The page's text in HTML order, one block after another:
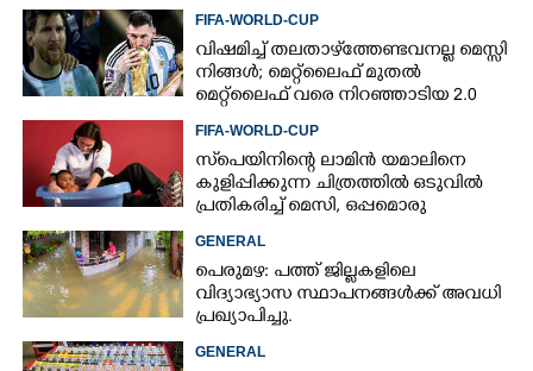
FIFA-WORLD-CUP
വിഷമിച്ച് തലതാഴ്‌ത്തേണ്ടവനല്ല മെസ്സി
നിങ്ങള്‍; മെറ്റ്‌ലൈഫ് മുതല്‍
മെറ്റ്‌ലൈഫ് വരെ നിറഞ്ഞാടിയ 2.0
FIFA-WORLD-CUP
സ്‌പെയിനിന്റെ ലാമിൻ യമാലിനെ
കുളിപ്പിക്കുന്ന ചിത്രത്തിൽ ഒടുവിൽ
പ്രതികരിച്ച് മെസി, ഒപ്പമൊരു
മുന്നറിയിപ്പും
GENERAL
പെരുമഴ: പത്ത് ജില്ലകളിലെ
വിദ്യാഭ്യാസ സ്ഥാപനങ്ങൾക്ക് അവധി
പ്രഖ്യാപിച്ചു.
GENERAL